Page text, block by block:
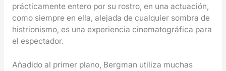
prácticamente entero por su rostro, en una actuación,
como siempre en ella, alejada de cualquier sombra de
histrionismo, es una experiencia cinematográfica para
el espectador.
Añadido al primer plano, Bergman utiliza muchas